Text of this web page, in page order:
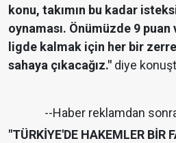
konu, takımın bu kadar
oynaması. Önümüzde 9 puan
ligde kalmak için her bir
sahaya çıkacağız." diye
--Haber reklamdan
"TÜRKİYE'DE HAKEMLER BİR